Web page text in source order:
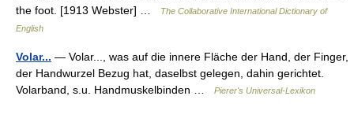
the foot. [1913 Webster] …
The Collaborative International Dictionary of
English
Volar... — Volar..., was auf die innere Fläche der Hand, der Finger,
der Handwurzel Bezug hat, daselbst gelegen, dahin gerichtet.
Volarband, s.u. Handmuskelbinden …
Pierer's Universal-Lexikon